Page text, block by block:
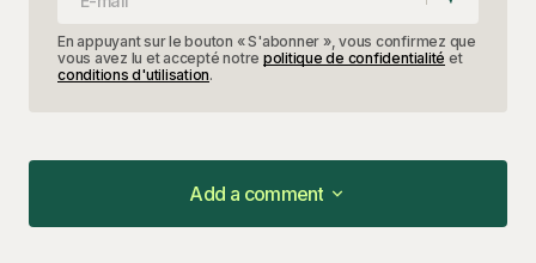
En appuyant sur le bouton « S'abonner », vous confirmez que
vous avez lu et accepté notre politique de confidentialité et
conditions d'utilisation.
Add a comment
Add a comment